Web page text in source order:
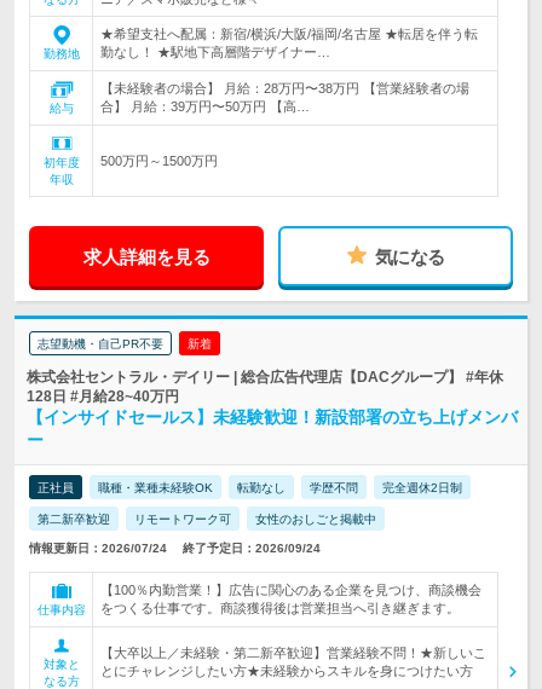
勤務地
★希望支社へ配属：新宿/横浜/大阪/福岡/名古屋 ★転居を伴う転
勤なし！ ★駅地下高層階デザイナー…
給与
【未経験者の場合】 月給：28万円〜38万円 【営業経験者の場
合】 月給：39万円〜50万円 【高…
初年度
年収
500万円～1500万円
求人詳細を見る 気になる
志望動機・自己PR不要 新着
株式会社セントラル・デイリー | 総合広告代理店【DACグループ】 #年休
128日 #月給28~40万円
【インサイドセールス】未経験歓迎！新設部署の立ち上げメンバ
ー
正社員 職種・業種未経験OK 転勤なし 学歴不問 完全週休2日制
第二新卒歓迎 リモートワーク可 女性のおしごと掲載中
情報更新日：2026/07/24 終了予定日：2026/09/24
仕事内容
【100％内勤営業！】広告に関心のある企業を見つけ、商談機会
をつくる仕事です。商談獲得後は営業担当へ引き継ぎます。
対象と
なる方
【大卒以上／未経験・第二新卒歓迎】営業経験不問！★新しいこ
とにチャレンジしたい方★未経験からスキルを身につけたい方